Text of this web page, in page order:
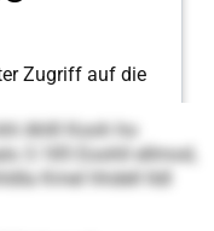
Ahlll Kooh ho
3.185 Eoohll ellmod,
Kmel hhdell lldl